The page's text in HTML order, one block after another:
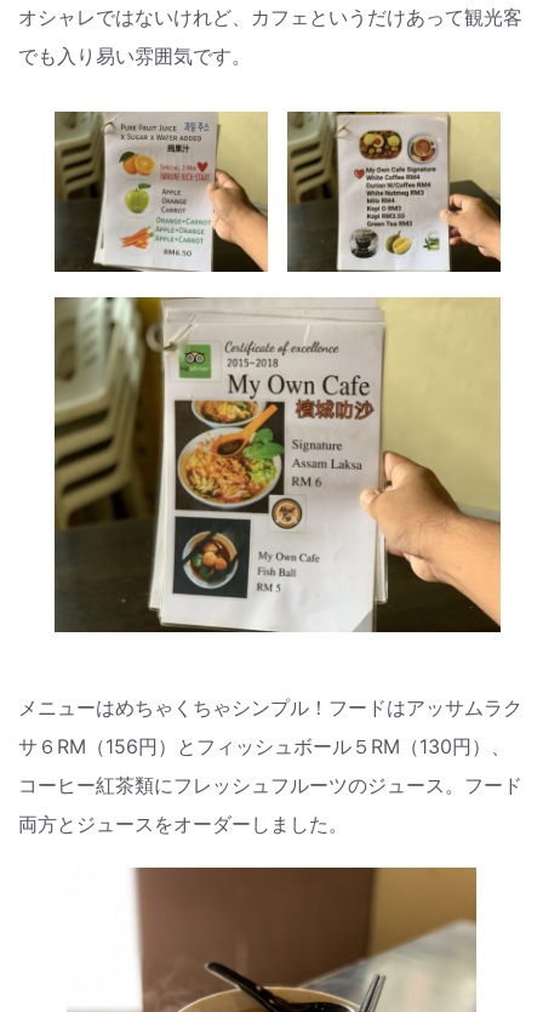
オシャレではないけれど、カフェというだけあって観光客
でも入り易い雰囲気です。
メニューはめちゃくちゃシンプル！フードはアッサムラク
サ６RM（156円）とフィッシュボール５RM（130円）、
コーヒー紅茶類にフレッシュフルーツのジュース。フード
両方とジュースをオーダーしました。